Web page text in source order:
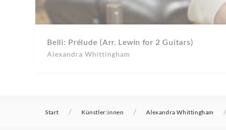
Belli: Prélude (Arr. Lewin for 2 Guitars)
Alexandra Whittingham
Start / Künstler:innen / Alexandra Whittingham /